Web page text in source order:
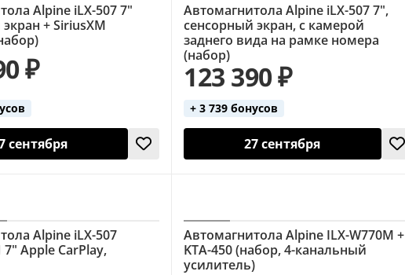
Alpine iLX-507 7"
+ SiriusXM
₽
сентября
Автомагнитола Alpine iLX-507 7",
сенсорный экран, с камерой
заднего вида на рамке номера
(набор)
123 390 ₽
+ 3 739 бонусов
27 сентября
Alpine iLX-507
Apple CarPlay,
Автомагнитола Alpine ILX-W770M +
KTA-450 (набор, 4-канальный
усилитель)